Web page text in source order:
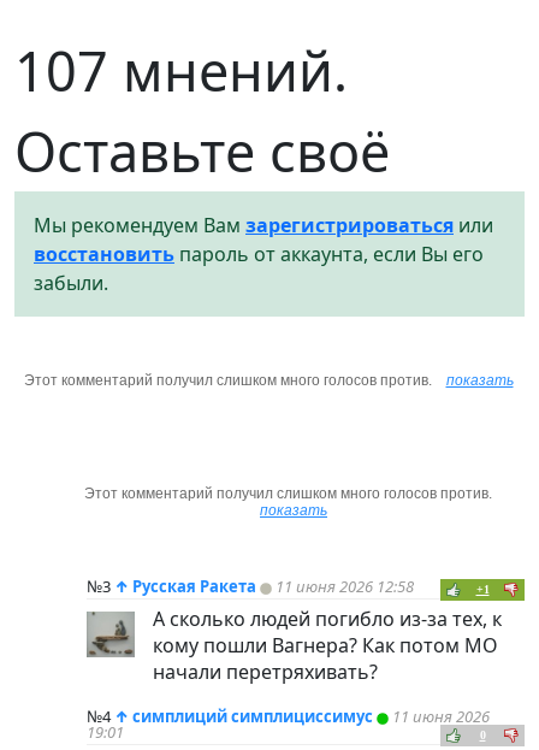
107 мнений.
Оставьте своё
Мы рекомендуем Вам зарегистрироваться или
восстановить пароль от аккаунта, если Вы его
забыли.
Этот комментарий получил слишком много голосов против. показать
Этот комментарий получил слишком много голосов против.
показать
№3 ↑ Русская Ракета 11 июня 2026 12:58 +1
А сколько людей погибло из-за тех, к
кому пошли Вагнера? Как потом МО
начали перетряхивать?
№4 ↑ симплиций симплициссимус 11 июня 2026
19:01 0